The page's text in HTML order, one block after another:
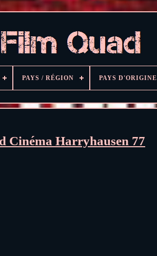
PAYS / RÉGION PAYS D'ORIGINE
Harryhausen 77